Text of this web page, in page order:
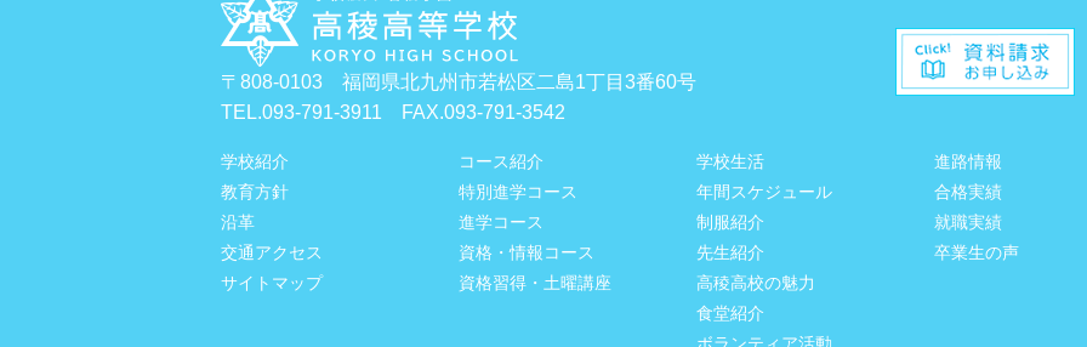
〒808-0103 福岡県北九州市若松区二島1丁目3番60号
TEL.093-791-3911 FAX.093-791-3542
学校紹介
教育方針
沿革
交通アクセス
サイトマップ
コース紹介
特別進学コース
進学コース
資格・情報コース
資格習得・土曜講座
学校生活
年間スケジュール
制服紹介
先生紹介
高稜高校の魅力
食堂紹介
進路情報
合格実績
就職実績
卒業生の声